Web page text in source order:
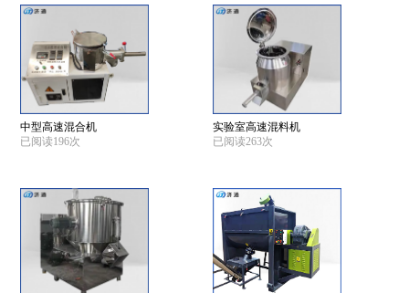
中型高速混合机
已阅读196次
实验室高速混料机
已阅读263次